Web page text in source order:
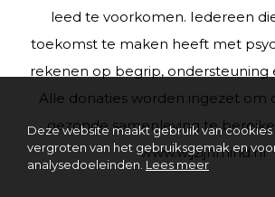
leed te voorkomen. Iedereen
toekomst te maken heeft met
rekenen op begrip, ondersteuning
Alle donaties worden ingezet om
gezonde samenleving te
www.wijzijnmind.nl
Deze website maakt gebruik van
vergroten van het gebruiksgemak en
analysedoeleinden. Lees meer